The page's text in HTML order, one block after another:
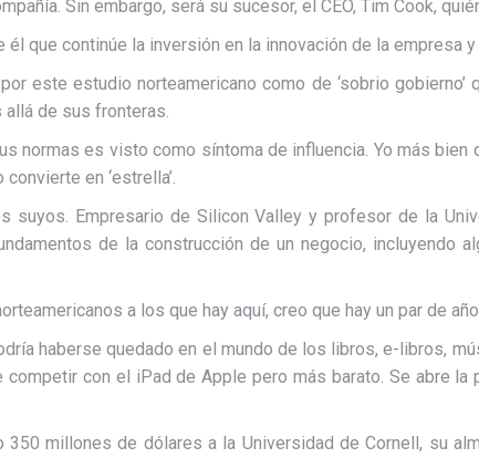
Sin embargo, será su sucesor, el CEO, Tim Cook,
que continúe la inversión en la innovación de la empresa
este estudio norteamericano como de ‘sobrio
allá de sus fronteras.
normas es visto como síntoma de influencia. Yo más
en ‘estrella’.
suyos. Empresario de Silicon Valley y profesor de la
de la construcción de un negocio, incluyendo
a los que hay aquí, creo que hay un par de
haberse quedado en el mundo de los libros, e-libros,
con el iPad de Apple pero más barato. Se abre
millones de dólares a la Universidad de Cornell, su